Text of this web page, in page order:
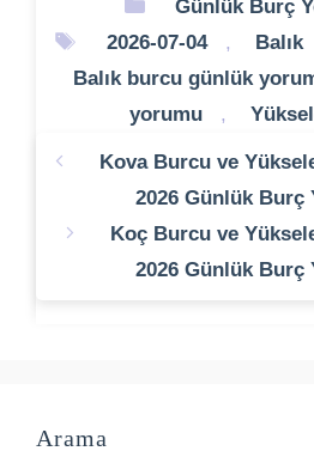
Günlük Burç
Etiketler
2026-07-04 , Balık
Balık burcu günlük
yorumu
,
Kova Burcu ve
2026 Günlük Burç
Koç Burcu ve
2026 Günlük Burç
Arama